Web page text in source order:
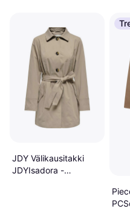
JDY Välikausitakki
JDYIsadora -